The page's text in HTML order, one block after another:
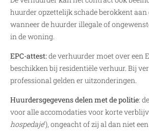
huurder opzettelijk schade berokkent
wanneer de huurder illegale of
in de woning.
EPC-attest:de verhuurder moet over een
beschikken bij residentiële verhuur. Bij
professional gelden er uitzonderingen.
Huurdersgegevens delen met de politie:
voor alle accomodaties voor korte
hospedaje‘), ongeacht of zij al dan niet